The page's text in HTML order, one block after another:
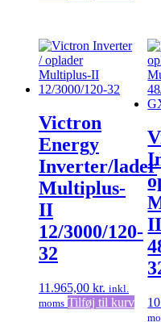
Victron
Energy
Inverter/lader
Multiplus-
II
12/3000/120-
32
11.965,00 kr. inkl.
moms Tilføj til kurv
II